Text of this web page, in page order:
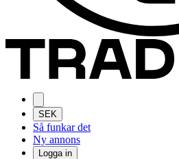
SEK
Så funkar det
Ny annons
Logga in